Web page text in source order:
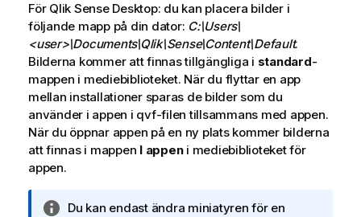
o
m
t
i
p
s
För Qlik Sense Desktop: du kan placera bilder i
följande mapp på din dator: C:\Users\
<user>\Documents\Qlik\Sense\Content\Default.
Bilderna kommer att finnas tillgängliga i standard-
mappen i mediebiblioteket. När du flyttar en app
mellan installationer sparas de bilder som du
använder i appen i qvf-filen tillsammans med appen.
När du öppnar appen på en ny plats kommer bilderna
att finnas i mappen I appeni mediebiblioteket för
appen.
A
Du kan endast ändra miniatyren för en